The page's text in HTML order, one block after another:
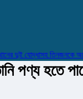
যোদ্ধাসহ তিনজনকে
পণ্য হতে